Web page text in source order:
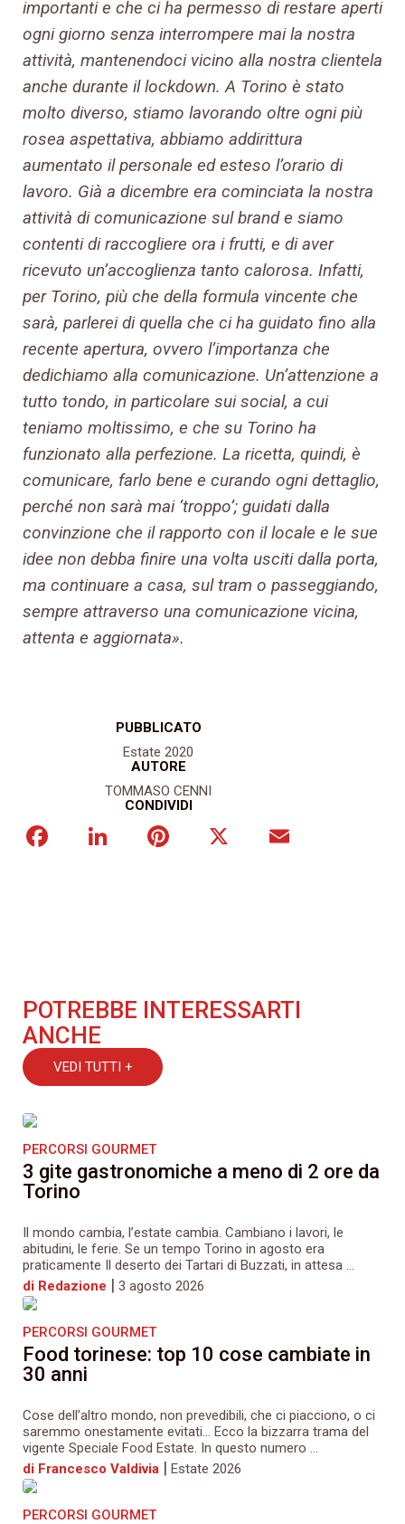
PUBBLICATO
Estate 2020
AUTORE
TOMMASO CENNI
CONDIVIDI
FacebookLinkedInPinterest
importanti e che ci ha permesso di restare aperti
ogni giorno senza interrompere mai la nostra
attività, mantenendoci vicino alla nostra clientela
anche durante il lockdown. A Torino è stato
molto diverso, stiamo lavorando oltre ogni più
rosea aspettativa, abbiamo addirittura
aumentato il personale ed esteso l’orario di
lavoro. Già a dicembre era cominciata la nostra
attività di comunicazione sul brand e siamo
contenti di raccogliere ora i frutti, e di aver
ricevuto un’accoglienza tanto calorosa. Infatti,
per Torino, più che della formula vincente che
sarà, parlerei di quella che ci ha guidato fino alla
recente apertura, ovvero l’importanza che
dedichiamo alla comunicazione. Un’attenzione a
tutto tondo, in particolare sui social, a cui
teniamo moltissimo, e che su Torino ha
funzionato alla perfezione. La ricetta, quindi, è
comunicare, farlo bene e curando ogni dettaglio,
perché non sarà mai ‘troppo’; guidati dalla
convinzione che il rapporto con il locale e le sue
idee non debba finire una volta usciti dalla porta,
ma continuare a casa, sul tram o passeggiando,
sempre attraverso una comunicazione vicina,
attenta e aggiornata».
POTREBBE INTERESSARTI
ANCHE
VEDI TUTTI +
PERCORSI GOURMET
3 gite gastronomiche a meno di 2 ore da
Torino
Il mondo cambia, l’estate cambia. Cambiano i lavori, le
abitudini, le ferie. Se un tempo Torino in agosto era
praticamente Il deserto dei Tartari di Buzzati, in attesa ...
di Redazione | 3 agosto 2026
PERCORSI GOURMET
Food torinese: top 10 cose cambiate in
30 anni
Cose dell’altro mondo, non prevedibili, che ci piacciono, o ci
saremmo onestamente evitati… Ecco la bizzarra trama del
vigente Speciale Food Estate. In questo numero ...
di Francesco Valdivia | Estate 2026
PERCORSI GOURMET